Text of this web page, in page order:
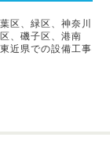
区、緑区、神奈川
、磯子区、港南
近県での設備工事